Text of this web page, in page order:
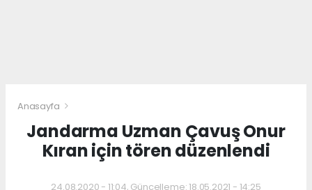
Anasayfa
Jandarma Uzman Çavuş Onur
Kıran için tören düzenlendi
24.08.2020 - 11:04, Güncelleme: 18.05.2021 - 14:25